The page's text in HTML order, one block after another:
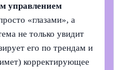
управлением
«глазами», а
не только увидит
его по трендам и
корректирующее